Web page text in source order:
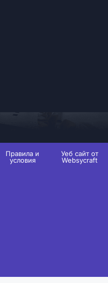
Правила и
условия
Уеб сайт от
Websycraft